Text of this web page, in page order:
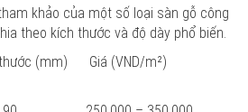
khảo của một số loại sàn gỗ công
theo kích thước và độ dày phổ biến.
(mm) Giá (VND/m²)